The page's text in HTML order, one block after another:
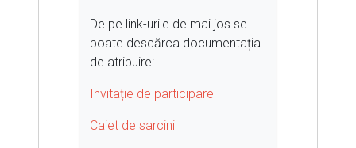
De pe link-urile de mai jos se
poate descărca documentația
de atribuire:
Invitație de participare
Caiet de sarcini